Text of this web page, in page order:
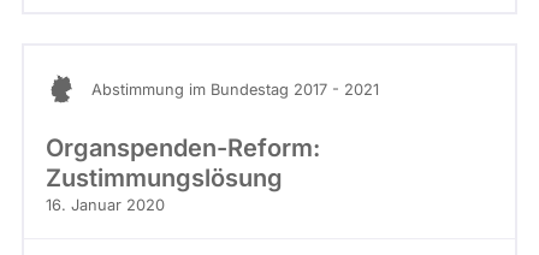
Abstimmung im Bundestag 2017 - 2021
Organspenden-Reform:
Zustimmungslösung
16. Januar 2020